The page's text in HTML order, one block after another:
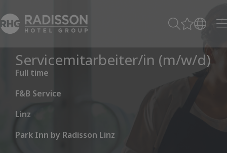
Servicemitarbeiter/in (m/w/d)
Full time
F&B Service
Linz
Park Inn by Radisson Linz